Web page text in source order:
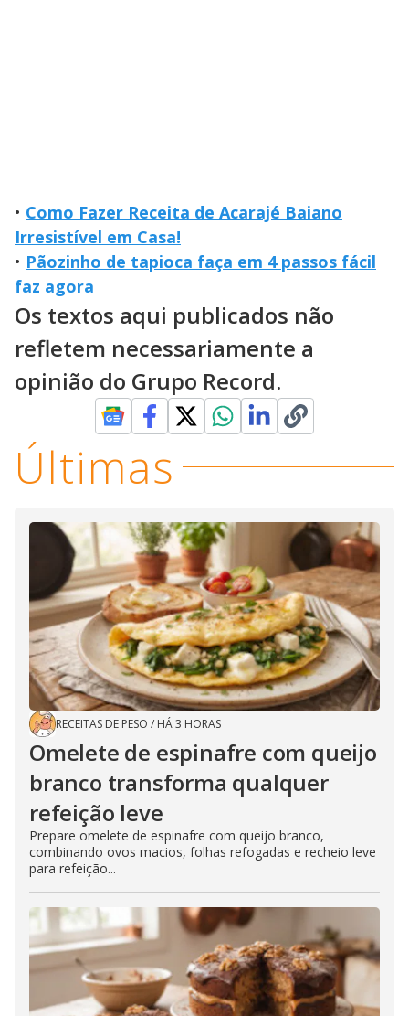
• Como Fazer Receita de Acarajé Baiano
Irresistível em Casa!
• Pãozinho de tapioca faça em 4 passos fácil
faz agora
Os textos aqui publicados não
refletem necessariamente a
opinião do Grupo Record.
Últimas
RECEITAS DE PESO / HÁ 3 HORAS
Omelete de espinafre com queijo
branco transforma qualquer
refeição leve
Prepare omelete de espinafre com queijo branco,
combinando ovos macios, folhas refogadas e recheio leve
para refeição...